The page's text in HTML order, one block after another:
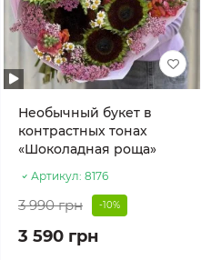
Необычный букет в
контрастных тонах
«Шоколадная роща»
Артикул: 8176
3 990 грн -10%
3 590 грн